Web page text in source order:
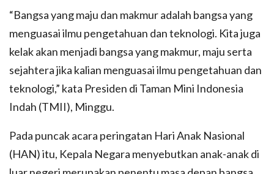
“Bangsa yang maju dan makmur adalah bangsa yang
menguasai ilmu pengetahuan dan teknologi. Kita juga
kelak akan menjadi bangsa yang makmur, maju serta
sejahtera jika kalian menguasai ilmu pengetahuan dan
teknologi,” kata Presiden di Taman Mini Indonesia
Indah (TMII), Minggu.
Pada puncak acara peringatan Hari Anak Nasional
(HAN) itu, Kepala Negara menyebutkan anak-anak di